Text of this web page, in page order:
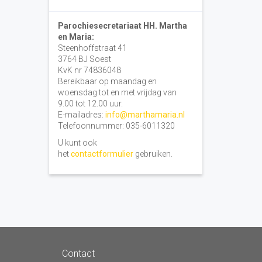
Parochiesecretariaat HH. Martha
en Maria:
Steenhoffstraat 41
3764 BJ Soest
KvK nr 74836048
Bereikbaar op maandag en
woensdag tot en met vrijdag van
9.00 tot 12.00 uur.
E-mailadres: info@marthamaria.nl
Telefoonnummer: 035-6011320
U kunt ook
hetcontactformuliergebruiken.
Contact